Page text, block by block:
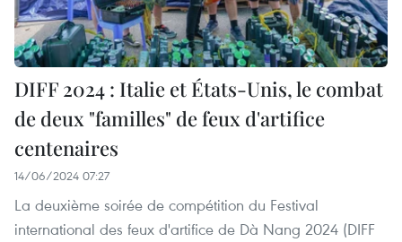
DIFF 2024 : Italie et États-Unis, le combat
de deux "familles" de feux d'artifice
centenaires
14/06/2024 07:27
La deuxième soirée de compétition du Festival
international des feux d'artifice de Dà Nang 2024 (DIFF